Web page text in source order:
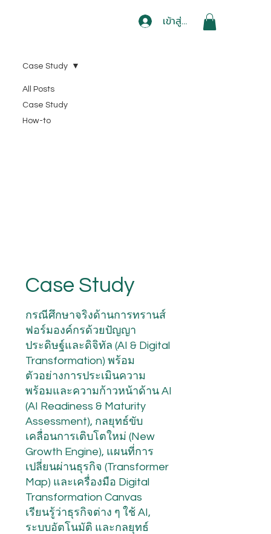
เข้าสู่ระบบ
All Posts
Case Study
How-to
Case Study
Case Study
กรณีศึกษาจริงด้านการทรานส์
ฟอร์มองค์กรด้วยปัญญา
ประดิษฐ์และดิจิทัล (AI & Digital
Transformation) พร้อม
ตัวอย่างการประเมินความ
พร้อมและความก้าวหน้าด้าน AI
(AI Readiness & Maturity
Assessment), กลยุทธ์ขับ
เคลื่อนการเติบโตใหม่ (New
Growth Engine), แผนที่การ
เปลี่ยนผ่านธุรกิจ (Transformer
Map) และเครื่องมือ Digital
Transformation Canvas
เรียนรู้ว่าธุรกิจต่าง ๆ ใช้ AI,
ระบบอัตโนมัติ และกลยุทธ์